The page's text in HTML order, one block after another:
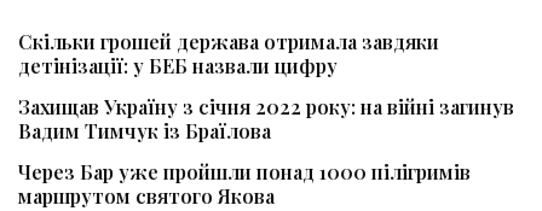
Скільки грошей держава отримала завдяки
детінізації: у БЕБ назвали цифру
Захищав Україну з січня 2022 року: на війні загинув
Вадим Тимчук із Браїлова
Через Бар уже пройшли понад 1000 пілігримів
маршрутом святого Якова